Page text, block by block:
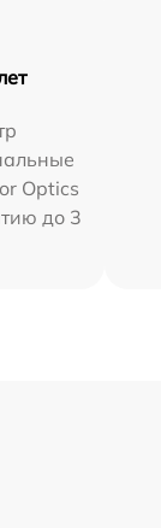
Optics
до 3